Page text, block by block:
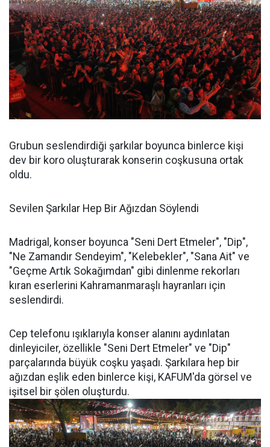
Grubun seslendirdiği şarkılar boyunca binlerce kişi
dev bir koro oluşturarak konserin coşkusuna ortak
oldu.
Sevilen Şarkılar Hep Bir Ağızdan Söylendi
Madrigal, konser boyunca "Seni Dert Etmeler", "Dip",
"Ne Zamandır Sendeyim", "Kelebekler", "Sana Ait" ve
"Geçme Artık Sokağımdan" gibi dinlenme rekorları
kıran eserlerini Kahramanmaraşlı hayranları için
seslendirdi.
Cep telefonu ışıklarıyla konser alanını aydınlatan
dinleyiciler, özellikle "Seni Dert Etmeler" ve "Dip"
parçalarında büyük coşku yaşadı. Şarkılara hep bir
ağızdan eşlik eden binlerce kişi, KAFUM'da görsel ve
işitsel bir şölen oluşturdu.